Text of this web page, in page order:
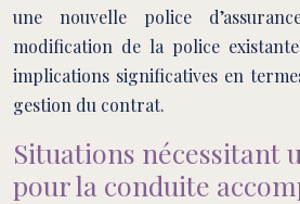
une nouvelle police
modification de la police
implications significatives en
gestion du contrat.
Situations nécessitant
pour la conduite